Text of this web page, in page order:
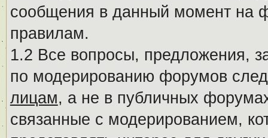
сообщения в данный момент на
правилам.
1.2 Все вопросы, предложения,
по модерированию форумов
лицам, а не в публичных
связанные с модерированием,